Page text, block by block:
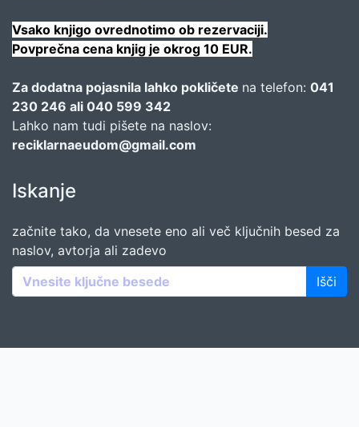
Vsako knjigo ovrednotimo ob rezervaciji.
Povprečna cena knjig je okrog 10 EUR.
Za dodatna pojasnila lahko pokličete na telefon: 041
230 246 ali 040 599 342
Lahko nam tudi pišete na naslov:
reciklarnaeudom@gmail.com
Iskanje
začnite tako, da vnesete eno ali več ključnih besed za
naslov, avtorja ali zadevo
Išči